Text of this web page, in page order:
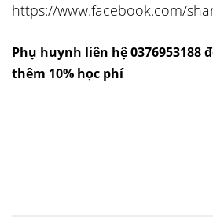
https://www.facebook.com/
Phụ huynh liên hệ 0376953188
thêm 10% học phí